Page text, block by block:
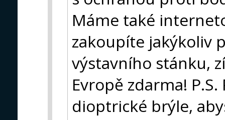
Máme také
zakoupíte jakýkoliv
výstavního stánku,
Evropě zdarma!
dioptrické brýle,